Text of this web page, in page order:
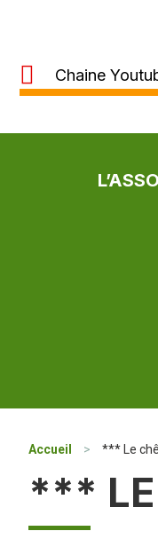
Chaine
Accueil > *** Le
*** LE